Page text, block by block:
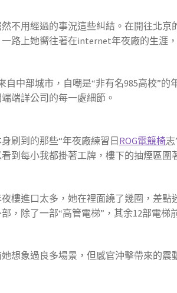
用經過的事況這些糾結。在開往北京
路上她嚮往著在internet年夜廠的生涯
中部城市，自嘲是“非有名985高校”的
端詳公司的每一處細節。
到的那些“年夜廠練習日 ROG電競椅
到每小我都掛著工牌，樓下的抽煙區
進口太多，她在裡面繞了幾圈，差點
，除了一部“高管電梯”，其余12部電
象過良多場景，但感官沖擊帶來的震